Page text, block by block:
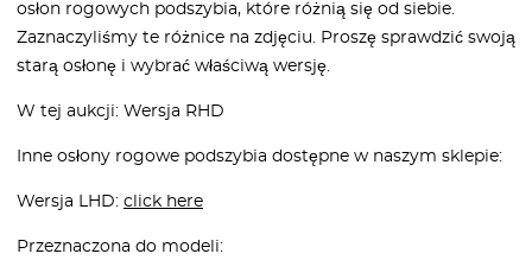
osłon rogowych podszybia, które różnią się od siebie.
Zaznaczyliśmy te różnice na zdjęciu. Proszę sprawdzić swoją
starą osłonę i wybrać właściwą wersję.
W tej aukcji: Wersja RHD
Inne osłony rogowe podszybia dostępne w naszym sklepie:
Wersja LHD: click here
Przeznaczona do modeli: